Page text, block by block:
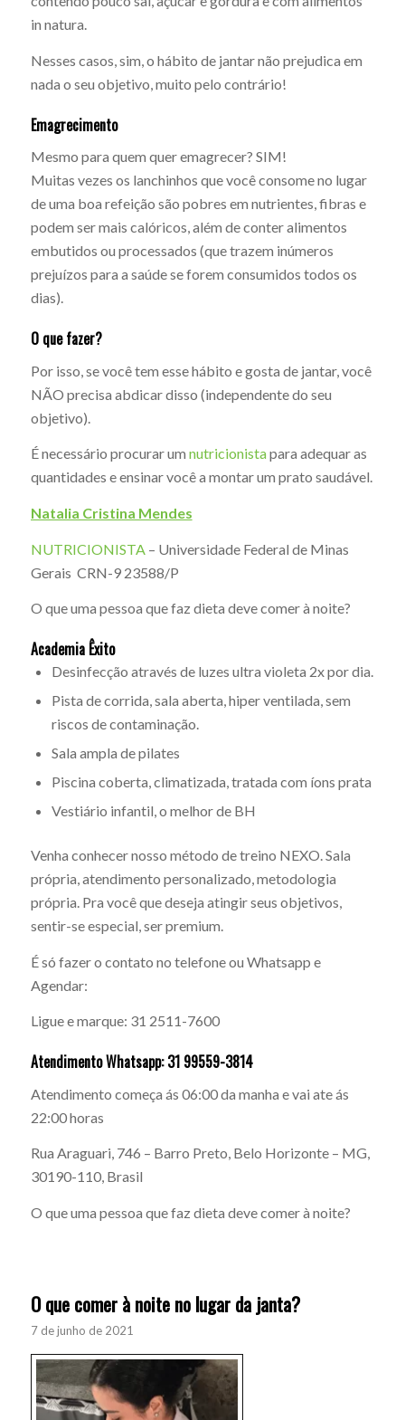
in natura.
Nesses casos, sim, o hábito de jantar não prejudica em
nada o seu objetivo, muito pelo contrário!
Emagrecimento
Mesmo para quem quer emagrecer? SIM!
Muitas vezes os lanchinhos que você consome no lugar
de uma boa refeição são pobres em nutrientes, fibras e
podem ser mais calóricos, além de conter alimentos
embutidos ou processados (que trazem inúmeros
prejuízos para a saúde se forem consumidos todos os
dias).
O que fazer?
Por isso, se você tem esse hábito e gosta de jantar, você
NÃO precisa abdicar disso (independente do seu
objetivo).
É necessário procurar um nutricionistapara adequar as
quantidades e ensinar você a montar um prato saudável.
Natalia Cristina Mendes
NUTRICIONISTA – Universidade Federal de Minas
Gerais CRN-9 23588/P
O que uma pessoa que faz dieta deve comer à noite?
Academia Êxito
Desinfecção através de luzes ultra violeta 2x por dia.
Pista de corrida, sala aberta, hiper ventilada, sem
riscos de contaminação.
Sala ampla de pilates
Piscina coberta, climatizada, tratada com íons prata
Vestiário infantil, o melhor de BH
Venha conhecer nosso método de treino NEXO. Sala
própria, atendimento personalizado, metodologia
própria. Pra você que deseja atingir seus objetivos,
sentir-se especial, ser premium.
É só fazer o contato no telefone ou Whatsapp e
Agendar:
Ligue e marque: 31 2511-7600
Atendimento Whatsapp: 31 99559-3814
Atendimento começa ás 06:00 da manha e vai ate ás
22:00 horas
Rua Araguari, 746 – Barro Preto, Belo Horizonte – MG,
30190-110, Brasil
O que uma pessoa que faz dieta deve comer à noite?
O que comer à noite no lugar da janta?
7 de junho de 2021